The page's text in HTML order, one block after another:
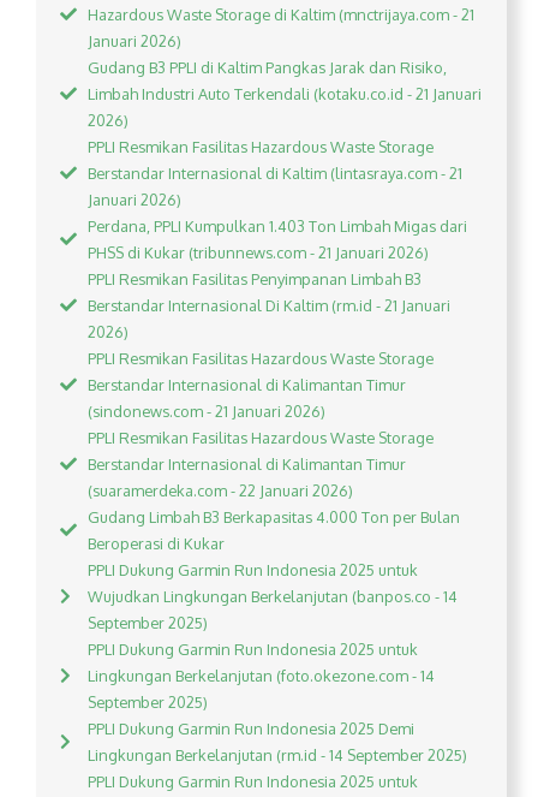
Hazardous Waste Storage di Kaltim (mnctrijaya.com - 21
Januari 2026)
Gudang B3 PPLI di Kaltim Pangkas Jarak dan Risiko,
Limbah Industri Auto Terkendali (kotaku.co.id - 21 Januari
2026)
PPLI Resmikan Fasilitas Hazardous Waste Storage
Berstandar Internasional di Kaltim (lintasraya.com - 21
Januari 2026)
Perdana, PPLI Kumpulkan 1.403 Ton Limbah Migas dari
PHSS di Kukar (tribunnews.com - 21 Januari 2026)
PPLI Resmikan Fasilitas Penyimpanan Limbah B3
Berstandar Internasional Di Kaltim (rm.id - 21 Januari
2026)
PPLI Resmikan Fasilitas Hazardous Waste Storage
Berstandar Internasional di Kalimantan Timur
(sindonews.com - 21 Januari 2026)
PPLI Resmikan Fasilitas Hazardous Waste Storage
Berstandar Internasional di Kalimantan Timur
(suaramerdeka.com - 22 Januari 2026)
Gudang Limbah B3 Berkapasitas 4.000 Ton per Bulan
Beroperasi di Kukar
PPLI Dukung Garmin Run Indonesia 2025 untuk
Wujudkan Lingkungan Berkelanjutan (banpos.co - 14
September 2025)
PPLI Dukung Garmin Run Indonesia 2025 untuk
Lingkungan Berkelanjutan (foto.okezone.com - 14
September 2025)
PPLI Dukung Garmin Run Indonesia 2025 Demi
Lingkungan Berkelanjutan (rm.id - 14 September 2025)
PPLI Dukung Garmin Run Indonesia 2025 untuk